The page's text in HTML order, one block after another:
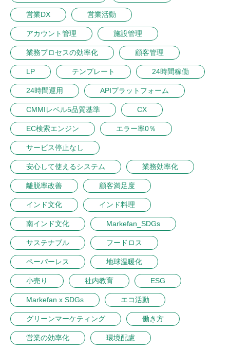
営業DX 営業活動
アカウント管理 施設管理
業務プロセスの効率化 顧客管理
LP テンプレート 24時間稼働
24時間運用 APIプラットフォーム
CMMIレベル5品質基準 CX
EC検索エンジン エラー率0％
サービス停止なし
安心して使えるシステム 業務効率化
離脱率改善 顧客満足度
インド文化 インド料理
南インド文化 Markefan_SDGs
サステナブル フードロス
ペーパーレス 地球温暖化
小売り 社内教育 ESG
Markefan x SDGs エコ活動
グリーンマーケティング 働き方
営業の効率化 環境配慮